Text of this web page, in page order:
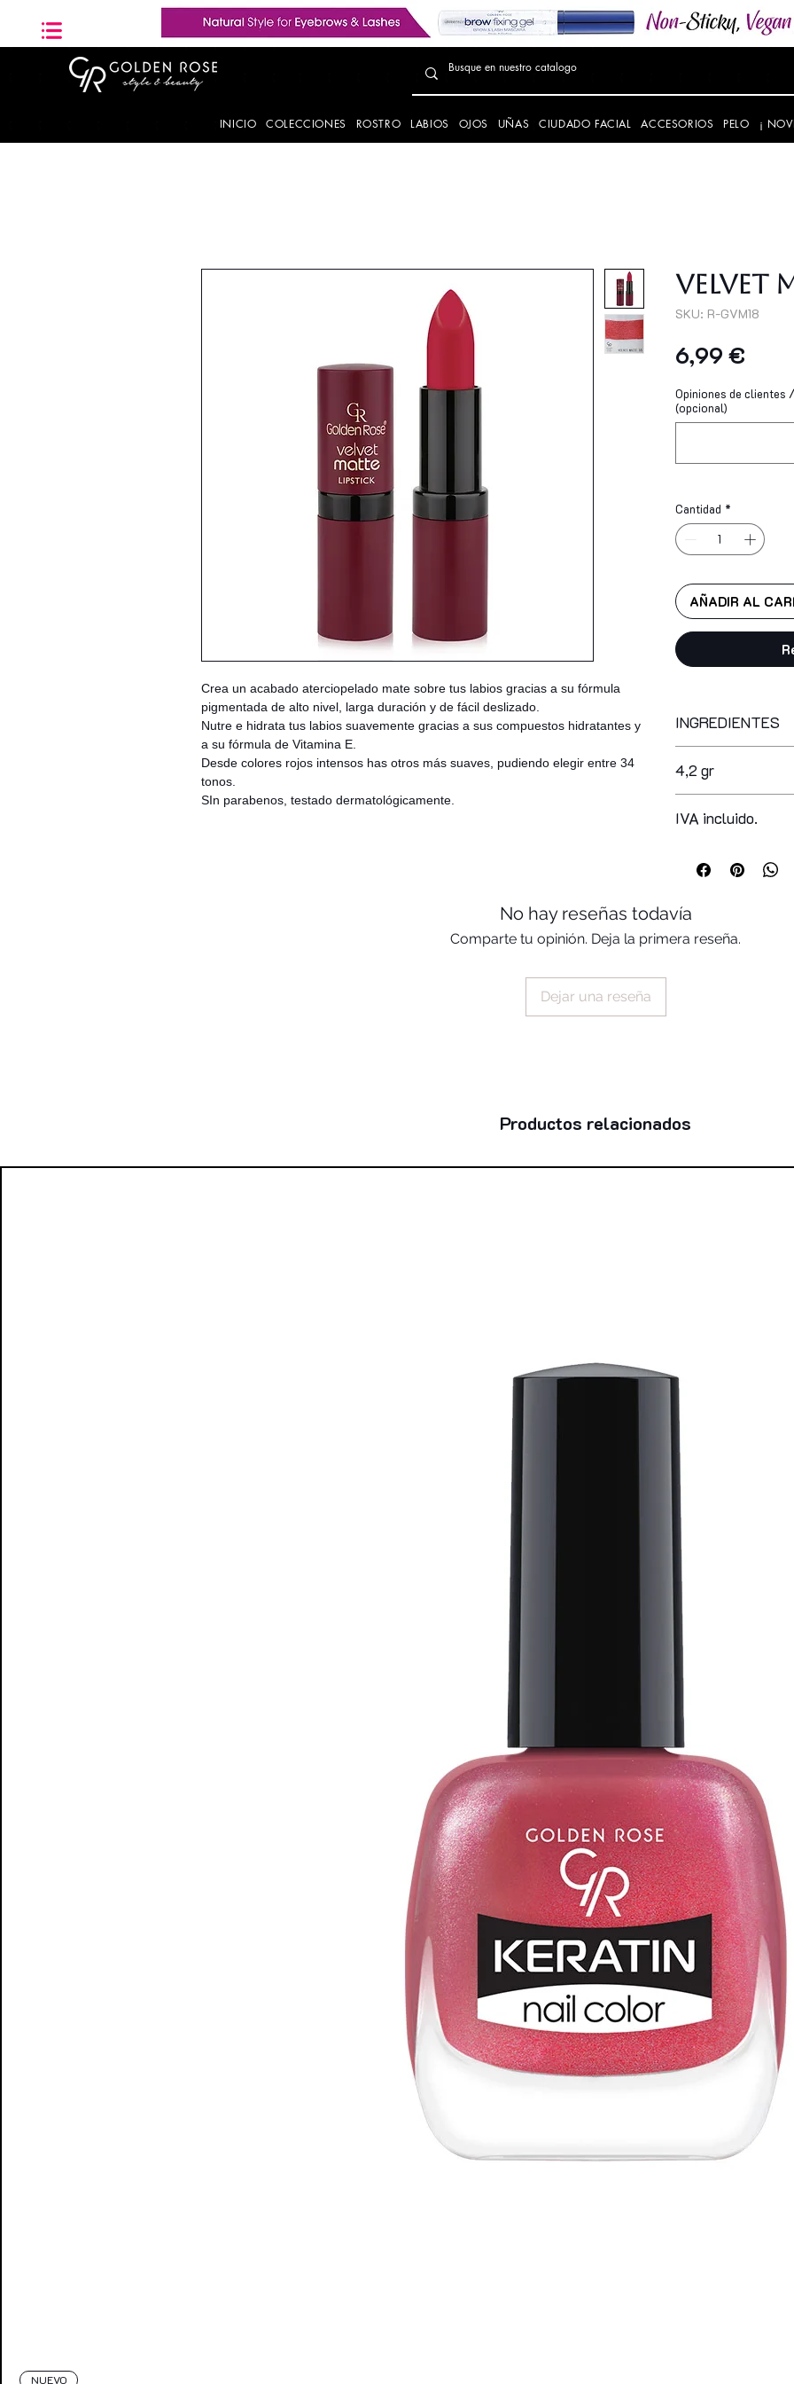
INICIO COLECCIONES ROSTRO LABIOS OJOS UÑAS CIUDADO FACIAL ACCESORIOS PELO ¡
Crea un acabado aterciopelado mate sobre tus labios gracias a su fórmula
pigmentada de alto nivel, larga duración y de fácil deslizado.
Nutre e hidrata tus labios suavemente gracias a sus compuestos hidratantes y
a su fórmula de Vitamina E.
Desde colores rojos intensos has otros más suaves, pudiendo elegir entre 34
tonos.
SIn parabenos, testado dermatológicamente.
Velvet
SKU: R-GVM18
6,99 €
Opiniones de clientes
(opcional)
Cantidad *
AÑADIR AL
INGREDIENTES
isononanoate,
synthetic wax,
crosspolymer,
phytosteryl/
4,2 gr
IVA incluido.
No hay reseñas todavía
Comparte tu opinión. Deja la primera reseña.
Dejar una reseña
Productos relacionados
NUEVO